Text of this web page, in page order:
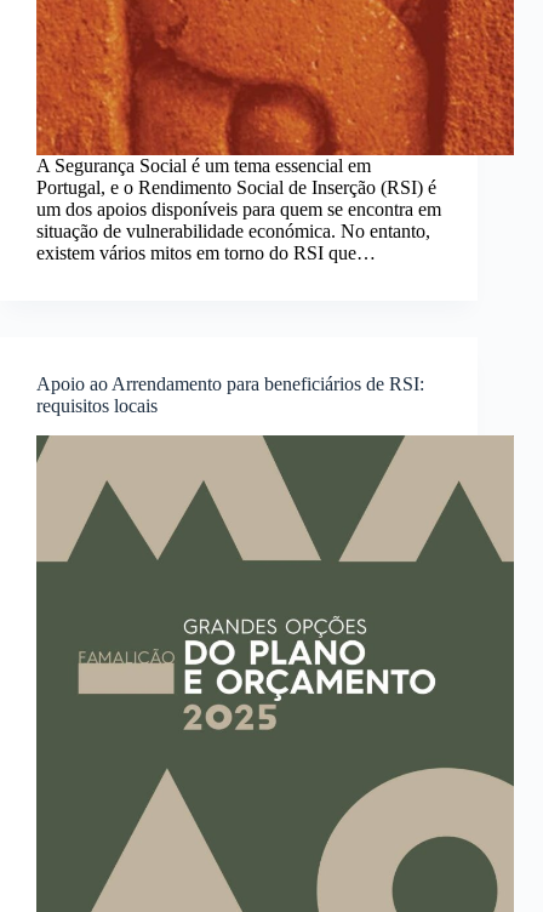
A Segurança Social é um tema essencial em
Portugal, e o Rendimento Social de Inserção (RSI) é
um dos apoios disponíveis para quem se encontra em
situação de vulnerabilidade económica. No entanto,
existem vários mitos em torno do RSI que…
Apoio ao Arrendamento para beneficiários de RSI:
requisitos locais